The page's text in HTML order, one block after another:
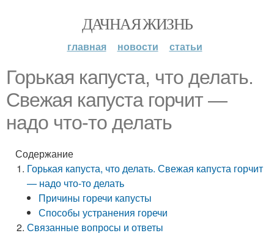
ДАЧНАЯ ЖИЗНЬ
главная новости статьи
Горькая капуста, что делать.
Свежая капуста горчит —
надо что-то делать
Содержание
Горькая капуста, что делать. Свежая капуста горчит
— надо что-то делать
Причины горечи капусты
Способы устранения горечи
Связанные вопросы и ответы